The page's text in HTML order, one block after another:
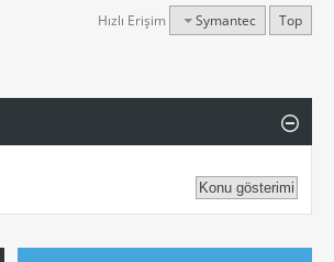
Hızlı Erişim Symantec Top